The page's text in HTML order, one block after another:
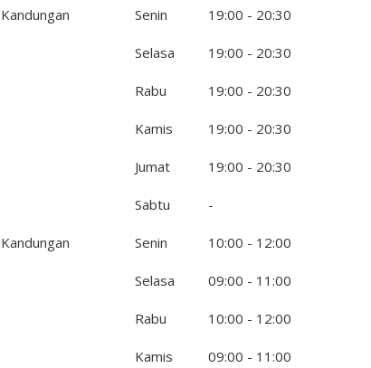
Kandungan Senin 19:00 - 20:30
Selasa 19:00 - 20:30
Rabu 19:00 - 20:30
Kamis 19:00 - 20:30
Jumat 19:00 - 20:30
Sabtu -
Kandungan Senin 10:00 - 12:00
Selasa 09:00 - 11:00
Rabu 10:00 - 12:00
Kamis 09:00 - 11:00